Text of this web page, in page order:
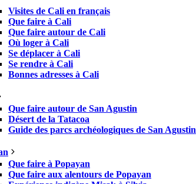
Visites de Cali en français
Que faire à Cali
Que faire autour de Cali
Où loger à Cali
Se déplacer à Cali
Se rendre à Cali
Bonnes adresses à Cali
Que faire autour de San Agustin
Désert de la Tatacoa
Guide des parcs archéologiques de San Agustin
Que faire à Popayan
Que faire aux alentours de Popayan